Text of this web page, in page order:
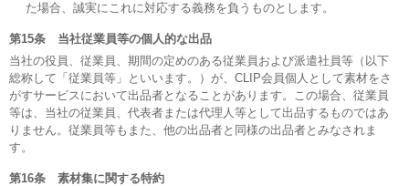
た場合、誠実にこれに対応する義務を負うものとします。
第15条 当社従業員等の個人的な出品
当社の役員、従業員、期間の定めのある従業員および派遣社員等（以下
総称して「従業員等」といいます。）が、CLIP会員個人として素材をさ
がすサービスにおいて出品者となることがあります。この場合、従業員
等は、当社の従業員、代表者または代理人等として出品するものではあ
りません。従業員等もまた、他の出品者と同様の出品者とみなされま
す。
第16条 素材集に関する特約